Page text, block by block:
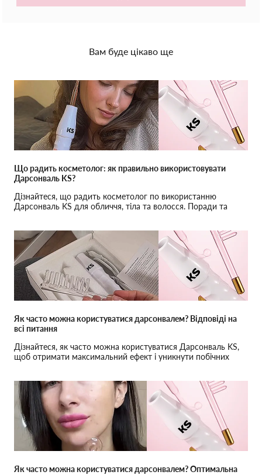
Вам буде цікаво ще
Що радить косметолог: як правильно використовувати
Дарсонваль KS?
Дізнайтеся, що радить косметолог по використанню
Дарсонваль KS для обличчя, тіла та волосся. Поради та
Як часто можна користуватися дарсонвалем? Відповіді на
всі питання
Дізнайтеся, як часто можна користуватися Дарсонваль KS,
щоб отримати максимальний ефект і уникнути побічних
Як часто можна користуватися дарсонвалем? Оптимальна